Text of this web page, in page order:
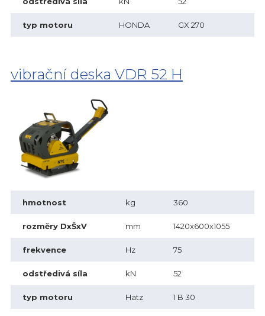
typ motoru HONDA GX 270
vibrační deska VDR 52 H
hmotnost kg 360
rozměry DxŠxV mm 1420x600x1055
frekvence Hz 75
odstředivá síla kN 52
typ motoru Hatz 1 B 30